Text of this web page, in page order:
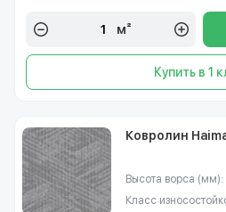
м²
Купить в 1
Ковролин
Высота ворса (мм):
Класс